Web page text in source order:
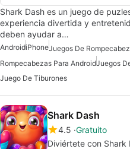
Shark Dash es un juego de
experiencia divertida y
deben ayudar a…
AndroidiPhone
Rompecabezas Para AndroidJuegos
Juego De Tiburones
Shark Dash
4.5 Gratuito
Diviértete con Shark